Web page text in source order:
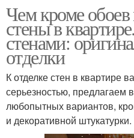
Чем кроме
стены в
стенами:
отделки
К отделке стен в квартире
серьезностью, предлагаем
любопытных вариантов,
и декоративной штукатурки.